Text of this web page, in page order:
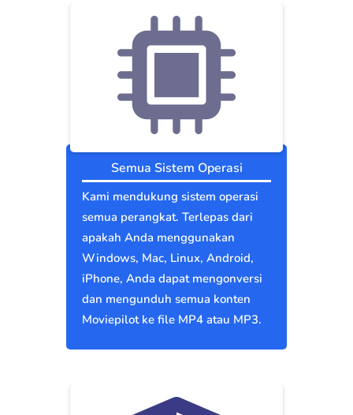
Semua Sistem Operasi
Kami mendukung sistem operasi
semua perangkat. Terlepas dari
apakah Anda menggunakan
Windows, Mac, Linux, Android,
iPhone, Anda dapat mengonversi
dan mengunduh semua konten
Moviepilot ke file MP4 atau MP3.